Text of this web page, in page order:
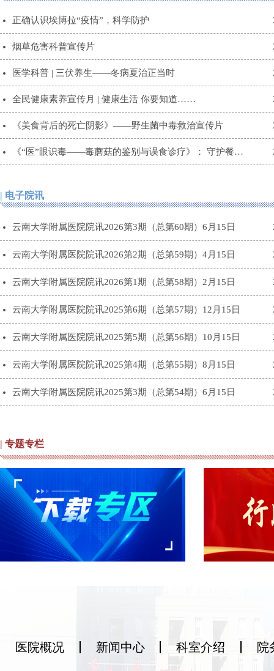
正确认识埃博拉“疫情”，科学防护
烟草危害科普宣传片
医学科普 | 三伏养生——冬病夏治正当时
全民健康素养宣传月 | 健康生活 你要知道……
《美食背后的死亡阴影》——野生菌中毒救治宣传片
《“医”眼识毒——毒蘑菇的鉴别与误食诊疗》： 守护餐桌安全的科学指南
| 电子院讯
云南大学附属医院院讯2026第3期（总第60期）6月15日
云南大学附属医院院讯2026第2期（总第59期）4月15日
云南大学附属医院院讯2026第1期（总第58期）2月15日
云南大学附属医院院讯2025第6期（总第57期）12月15日
云南大学附属医院院讯2025第5期（总第56期）10月15日
云南大学附属医院院讯2025第4期（总第55期）8月15日
云南大学附属医院院讯2025第3期（总第54期）6月15日
| 专题专栏
医院概况 新闻中心 科室介绍 院